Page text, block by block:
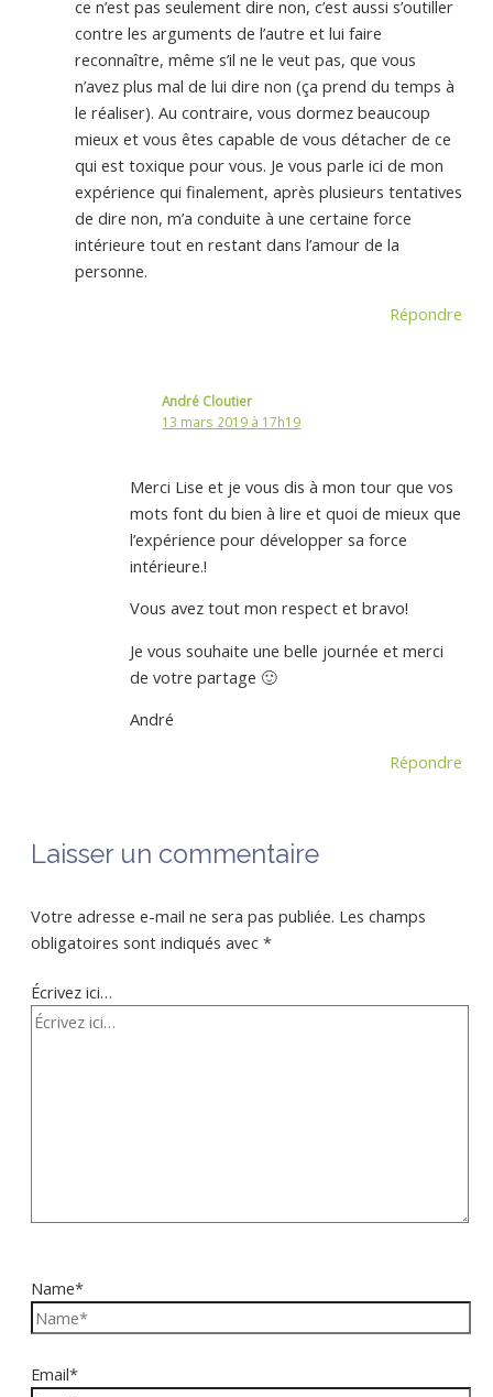
ce n’est pas seulement dire non, c’est aussi s’outiller
contre les arguments de l’autre et lui faire
reconnaître, même s’il ne le veut pas, que vous
n’avez plus mal de lui dire non (ça prend du temps à
le réaliser). Au contraire, vous dormez beaucoup
mieux et vous êtes capable de vous détacher de ce
qui est toxique pour vous. Je vous parle ici de mon
expérience qui finalement, après plusieurs tentatives
de dire non, m’a conduite à une certaine force
intérieure tout en restant dans l’amour de la
personne.
Répondre
André Cloutier
13 mars 2019 à 17h19
Merci Lise et je vous dis à mon tour que vos
mots font du bien à lire et quoi de mieux que
l’expérience pour développer sa force
intérieure.!
Vous avez tout mon respect et bravo!
Je vous souhaite une belle journée et merci
de votre partage 🙂
André
Répondre
Laisser un commentaire
Votre adresse e-mail ne sera pas publiée. Les champs
obligatoires sont indiqués avec *
Écrivez ici…
Name*
Email*